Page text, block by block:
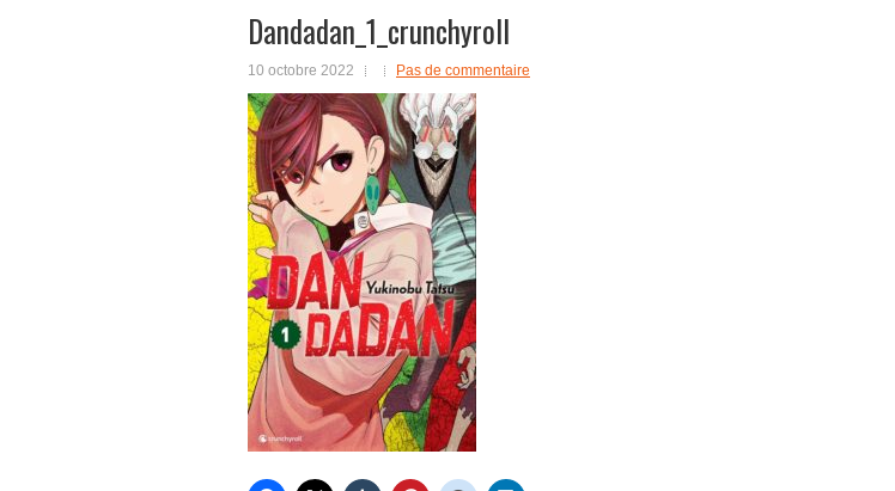
Dandadan_1_crunchyroll
10 octobre 2022 Pas de commentaire